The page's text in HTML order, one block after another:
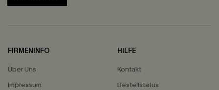
FIRMENINFO
Über Uns
Impressum
HILFE
Kontakt
Bestellstatus